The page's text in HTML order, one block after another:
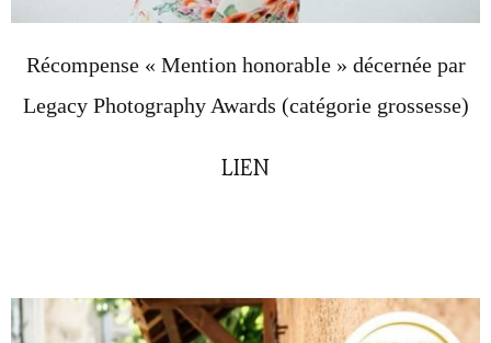
Récompense « Mention honorable » décernée par
Legacy Photography Awards (catégorie grossesse)
LIEN